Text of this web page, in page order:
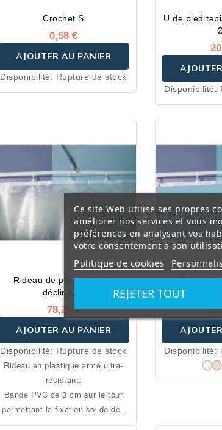
Crochet S
0,58 €
AJOUTER AU PANIER
Disponibilité: Rupture de stock
U de pied
Disponibilité:
Rideau de parasol armé
déclinable
78,26 €
AJOUTER AU PANIER
Disponibilité: Rupture de stock
Rideau en plastique armé ultra-
résistant.
Bande PVC de 3 cm sur le tour
permettant la fixation solide des
crochets plastique ou fer (sur
Rideau
Disponibilité:
Ce site Web utilise ses propres
améliorer nos services et vous
préférences en analysant vos
votre consentement à son
Politique de cookies
REJETER TOUT